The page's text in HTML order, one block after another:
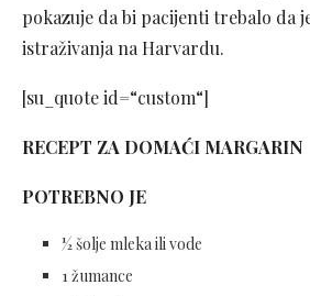
pokazuje da bi pacijenti trebalo da
istraživanja na Harvardu.
[su_quote id=“custom“]
RECEPT ZA DOMAĆI MARGARIN
POTREBNO JE
½ šolje mleka ili vode
1 žumance